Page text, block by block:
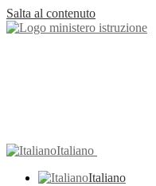
Salta al contenuto
Italiano
Italiano